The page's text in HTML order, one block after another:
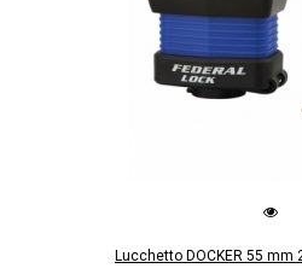
Lucchetto DOCKER 55 mm